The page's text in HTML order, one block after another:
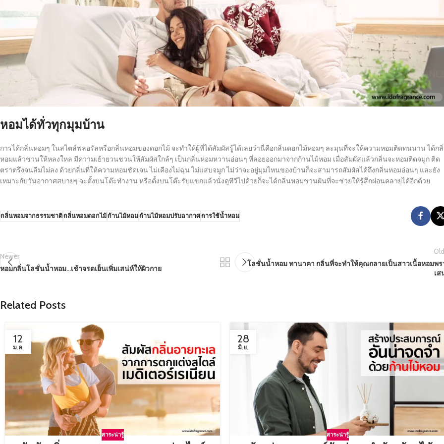
หอมได้ทั่วทุกมุมบ้าน
การได้กลิ่นหอมๆ ในสไตล์ฟลอรัลหรือกลิ่นหอมของดอกไม้ จะทำให้ผู้ที่ได้สัมผัสรู้ได้เลยว่านี่คือกลิ่นดอกไม้หอมๆ ละมุนที่จะให้ความหอมติดทนนาน ได้ก
หอมแล้วชวนให้หลงใหล มีความเย้ายวนชวนให้สัมผัสใกล้ๆ เป็นกลิ่นหอมหวานอ่อนๆ ที่ลอยออกมาจากก้านไม้หอม เมื่อสัมผัสแล้วกลิ่นจะหอมติดจมูก ติด
ตราตรึงจนลืมไม่ลง ด้วยกลิ่นที่ให้ความหอมชัดเจน ไม่เคืองไม่ฉุน ไม่แสบจมูก ไม่ว่าจะอยู่มุมไหนของบ้านก็จะสามารถสัมผัสได้ถึงกลิ่นหอมอ่อนๆ และยัง
เหมาะกับวันอากาศสบายๆ จะตั้งบนโต๊ะทำงาน หรือตั้งบนโต๊ะรับแขกแล้วนั่งดูทีวีไปด้วยก็จะได้กลิ่นหอมชวนฝันที่จะช่วยให้รู้สึกผ่อนคลายได้อีกด้วย
กลิ่นหอมจากธรรมชาติกลิ่นหอมดอกไม้ก้านไม้หอมก้านไม้หอมปรับอากาศการใช้น้ำหอม
Newer
หอมกลิ่นโลชั่นน้ำหอม…เช้าจรดเย็นเพิ่มเสน่ห์ให้ผิวกาย
โลชั่นน้ำหอม ทานาคา กลิ่นที่จะทำให้คุณกลายเป็นสาวเนื้อหอมพร
เส
Related Posts
12
ม.ค.
สาระน่ารู้
28
มิ.ย.
สาระน่ารู้